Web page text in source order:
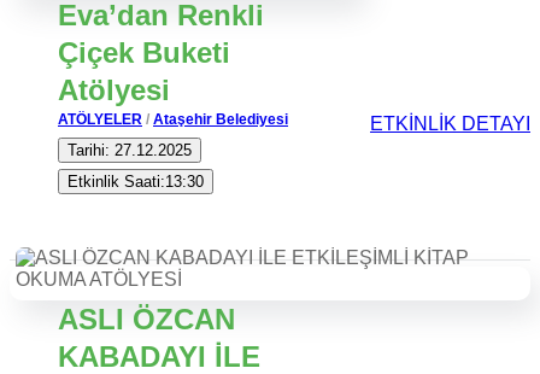
Eva’dan Renkli
Çiçek Buketi
Atölyesi
ATÖLYELER / Ataşehir Belediyesi
Tarihi: 27.12.2025
Etkinlik Saati:13:30
ETKİNLİK DETAYI
ASLI ÖZCAN
KABADAYI İLE